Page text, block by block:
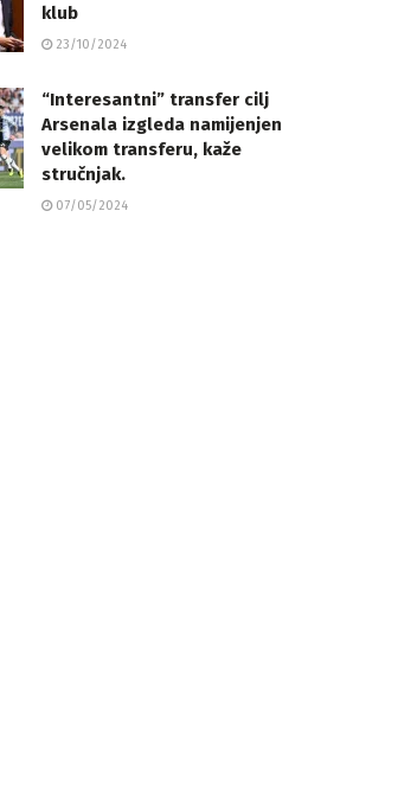
klub
23/10/2024
“Interesantni” transfer cilj
Arsenala izgleda namijenjen
velikom transferu, kaže
stručnjak.
07/05/2024